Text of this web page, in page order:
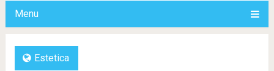
Menu
Estetica